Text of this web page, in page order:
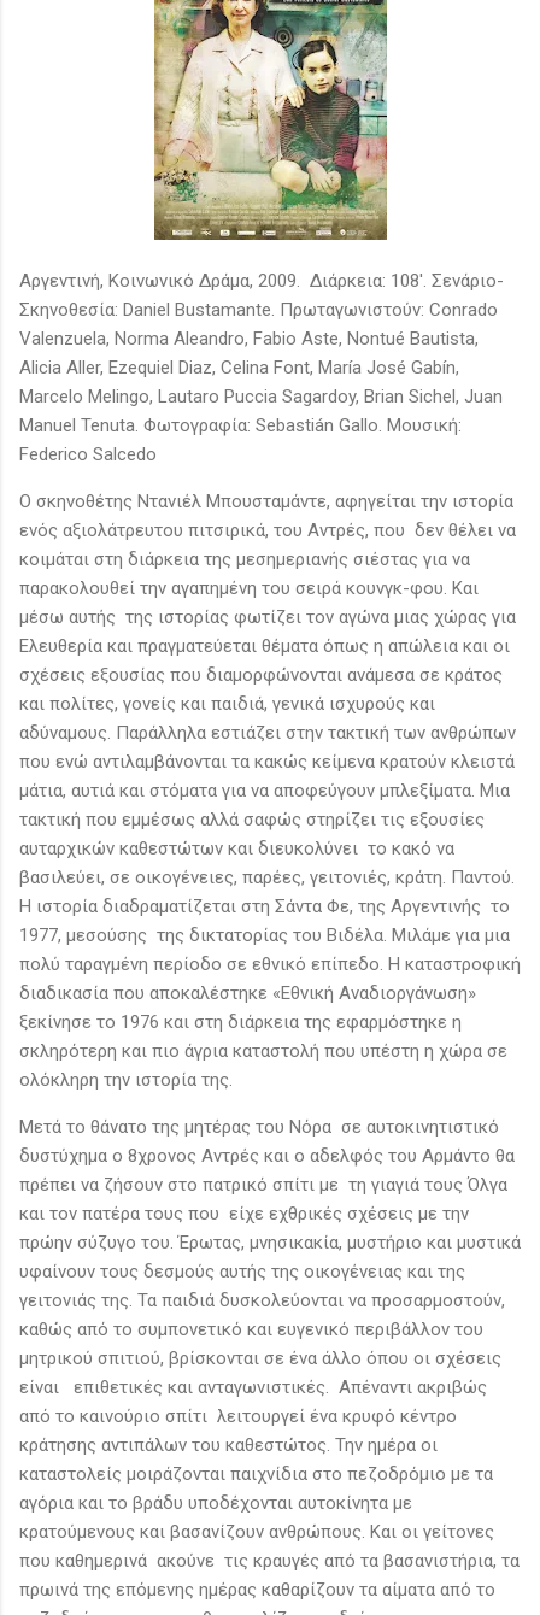
Αργεντινή, Κοινωνικό Δράμα, 2009. Διάρκεια: 108′. Σενάριο-
Σκηνοθεσία: Daniel Bustamante. Πρωταγωνιστούν: Conrado
Valenzuela, Norma Aleandro, Fabio Aste, Nontué Bautista,
Alicia Aller, Ezequiel Diaz, Celina Font, María José Gabín,
Marcelo Melingo, Lautaro Puccia Sagardoy, Brian Sichel, Juan
Manuel Tenuta. Φωτογραφία: Sebastián Gallo. Μουσική:
Federico Salcedo
Ο σκηνοθέτης Ντανιέλ Μπουσταμάντε, αφηγείται την ιστορία
ενός αξιολάτρευτου πιτσιρικά, του Αντρές, που δεν θέλει να
κοιμάται στη διάρκεια της μεσημεριανής σιέστας για να
παρακολουθεί την αγαπημένη του σειρά κουνγκ-φου. Και
μέσω αυτής της ιστορίας φωτίζει τον αγώνα μιας χώρας για
Ελευθερία και πραγματεύεται θέματα όπως η απώλεια και οι
σχέσεις εξουσίας που διαμορφώνονται ανάμεσα σε κράτος
και πολίτες, γονείς και παιδιά, γενικά ισχυρούς και
αδύναμους. Παράλληλα εστιάζει στην τακτική των ανθρώπων
που ενώ αντιλαμβάνονται τα κακώς κείμενα κρατούν κλειστά
μάτια, αυτιά και στόματα για να αποφεύγουν μπλεξίματα. Μια
τακτική που εμμέσως αλλά σαφώς στηρίζει τις εξουσίες
αυταρχικών καθεστώτων και διευκολύνει το κακό να
βασιλεύει, σε οικογένειες, παρέες, γειτονιές, κράτη. Παντού.
Η ιστορία διαδραματίζεται στη Σάντα Φε, της Αργεντινής το
1977, μεσούσης της δικτατορίας του Βιδέλα. Μιλάμε για μια
πολύ ταραγμένη περίοδο σε εθνικό επίπεδο. Η καταστροφική
διαδικασία που αποκαλέστηκε «Εθνική Αναδιοργάνωση»
ξεκίνησε το 1976 και στη διάρκεια της εφαρμόστηκε η
σκληρότερη και πιο άγρια καταστολή που υπέστη η χώρα σε
ολόκληρη την ιστορία της.
Μετά το θάνατο της μητέρας του Νόρα σε αυτοκινητιστικό
δυστύχημα ο 8χρονος Αντρές και ο αδελφός του Αρμάντο θα
πρέπει να ζήσουν στο πατρικό σπίτι με τη γιαγιά τους Όλγα
και τον πατέρα τους που είχε εχθρικές σχέσεις με την
πρώην σύζυγο του. Έρωτας, μνησικακία, μυστήριο και μυστικά
υφαίνουν τους δεσμούς αυτής της οικογένειας και της
γειτονιάς της. Τα παιδιά δυσκολεύονται να προσαρμοστούν,
καθώς από το συμπονετικό και ευγενικό περιβάλλον του
μητρικού σπιτιού, βρίσκονται σε ένα άλλο όπου οι σχέσεις
είναι επιθετικές και ανταγωνιστικές. Απέναντι ακριβώς
από το καινούριο σπίτι λειτουργεί ένα κρυφό κέντρο
κράτησης αντιπάλων του καθεστώτος. Την ημέρα οι
καταστολείς μοιράζονται παιχνίδια στο πεζοδρόμιο με τα
αγόρια και το βράδυ υποδέχονται αυτοκίνητα με
κρατούμενους και βασανίζουν ανθρώπους. Και οι γείτονες
που καθημερινά ακούνε τις κραυγές από τα βασανιστήρια, τα
πρωινά της επόμενης ημέρας καθαρίζουν τα αίματα από το